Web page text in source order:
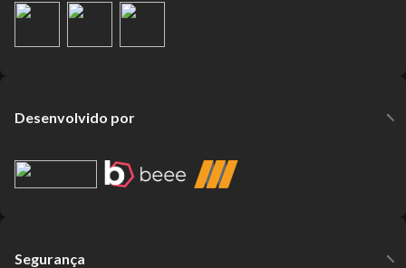
Desenvolvido por
Segurança